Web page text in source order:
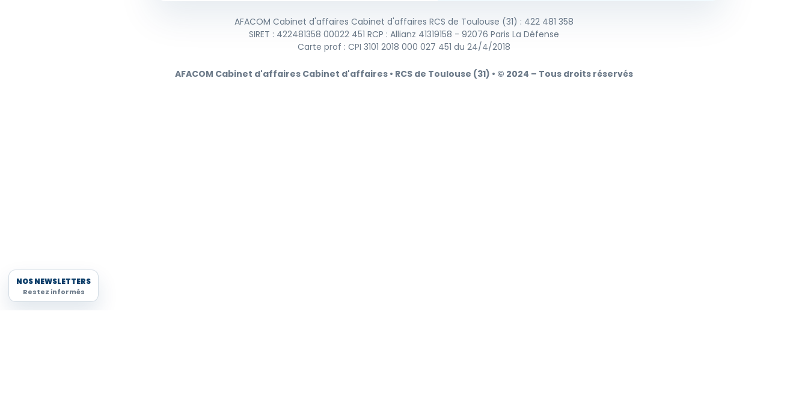
AFACOM Cabinet d'affaires Cabinet d'affaires RCS de Toulouse (31) : 422 481 358
SIRET : 422481358 00022 451 RCP : Allianz 41319158 - 92076 Paris La Défense
Carte prof : CPI 3101 2018 000 027 451 du 24/4/2018
AFACOM Cabinet d'affaires Cabinet d'affaires • RCS de Toulouse (31) • © 2024 – Tous droits réservés
NOS NEWSLETTERS
Restez informés